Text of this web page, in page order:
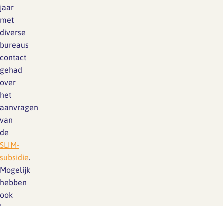
jaar
met
diverse
bureaus
contact
gehad
over
het
aanvragen
van
de
SLIM-
subsidie.
Mogelijk
hebben
ook